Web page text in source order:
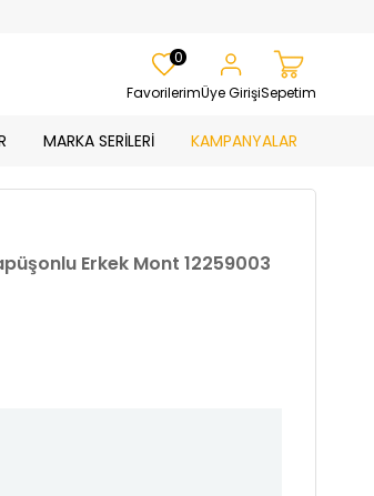
Favorilerim
0
Üye GirişiSepetim
MARKA SERİLERİ KAMPANYALAR
Erkek Mont 12259003